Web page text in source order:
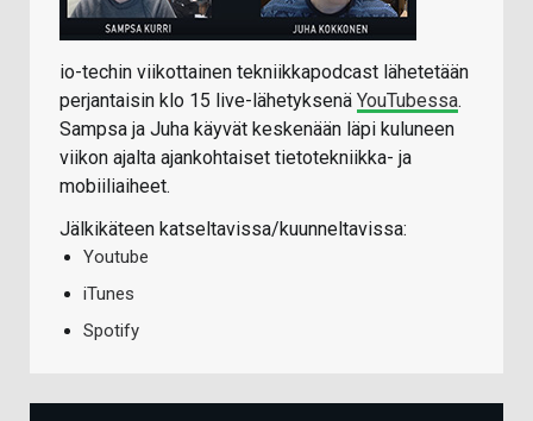
io-techin viikottainen tekniikkapodcast lähetetään
perjantaisin klo 15 live-lähetyksenä YouTubessa.
Sampsa ja Juha käyvät keskenään läpi kuluneen
viikon ajalta ajankohtaiset tietotekniikka- ja
mobiiliaiheet.
Jälkikäteen katseltavissa/kuunneltavissa:
Youtube
iTunes
Spotify